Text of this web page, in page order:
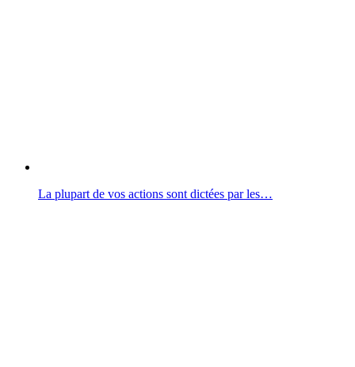
La plupart de vos actions sont dictées par les…